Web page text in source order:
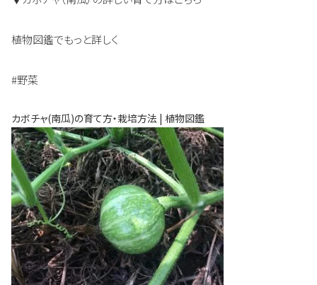
植物図鑑でもっと詳しく
#野菜
カボチャ(南瓜)の育て方・栽培方法 | 植物図鑑